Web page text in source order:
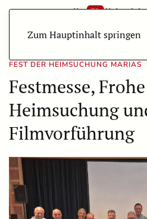
Zum Hauptinhalt springen
FEST DER HEIMSUCHUNG MARIAS
Festmesse, Frohe
Heimsuchung
Filmvorführung